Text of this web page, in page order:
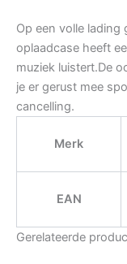
Op een volle lading
oplaadcase heeft
muziek luistert.De
je er gerust mee
cancelling.
Merk
EAN
Gerelateerde